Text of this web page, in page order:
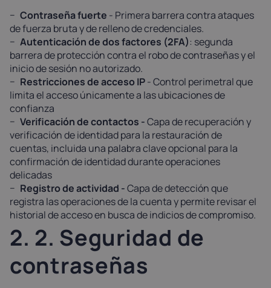
Contraseña fuerte - Primera barrera contra ataques
de fuerza bruta y de relleno de credenciales.
Autenticación de dos factores (2FA): segunda
barrera de protección contra el robo de contraseñas y el
inicio de sesión no autorizado.
Restricciones de acceso IP- Control perimetral que
limita el acceso únicamente a las ubicaciones de
confianza
Verificación de contactos -Capa de recuperación y
verificación de identidad para la restauración de
cuentas, incluida una palabra clave opcional para la
confirmación de identidad durante operaciones
delicadas
Registro de actividad -Capa de detección que
registra las operaciones de la cuenta y permite revisar el
historial de acceso en busca de indicios de compromiso.
2. 2. Seguridad de
contraseñas